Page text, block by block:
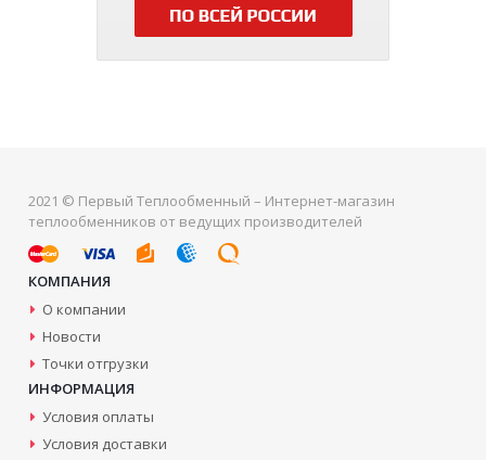
2021 © Первый Теплообменный – Интернет-магазин
теплообменников от ведущих производителей
КОМПАНИЯ
О компании
Новости
Точки отгрузки
ИНФОРМАЦИЯ
Условия оплаты
Условия доставки